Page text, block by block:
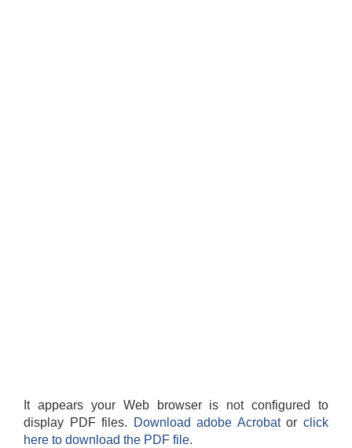
It appears your Web browser is not configured to
display PDF files.
Download adobe Acrobatorclick
here to download the PDF file.